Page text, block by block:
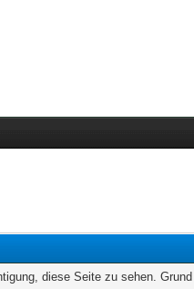
diese Seite zu sehen.